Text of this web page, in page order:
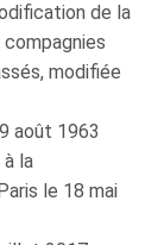
de la
modifiée
août 1963
la
le 18 mai